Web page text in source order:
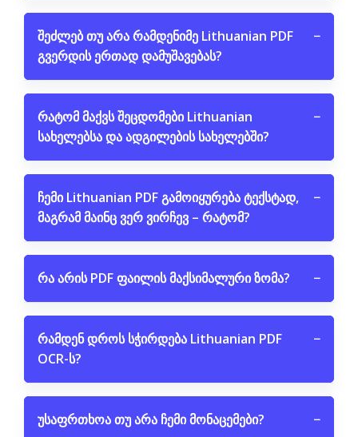
შეძლებ თუ არა რამდენიმე Lithuanian PDF
გვერდის ერთად დამუშავებას?
−
რატომ მაქვს შეცდომები Lithuanian
სახელებსა და ადგილების სახელებში?
−
ჩემი Lithuanian PDF გამოიყურება ტექსტად,
მაგრამ მაინც ვერ ვირჩევ – რატომ?
−
რა არის PDF ფაილის მაქსიმალური ზომა? −
რამდენ დროს სჭირდება Lithuanian PDF
OCR-ს?
−
უსაფრთხოა თუ არა ჩემი მონაცემები? −